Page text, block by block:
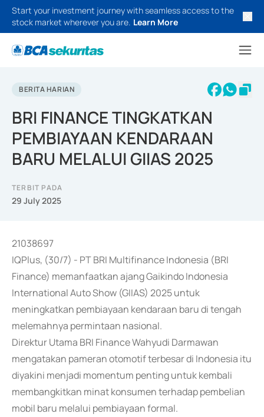
Start your investment journey with seamless access to the
stock market wherever you are. Learn More
BERITA HARIAN
BRI FINANCE TINGKATKAN
PEMBIAYAAN KENDARAAN
BARU MELALUI GIIAS 2025
TERBIT PADA
29 July 2025
21038697
IQPlus, (30/7) - PT BRI Multifinance Indonesia (BRI
Finance) memanfaatkan ajang Gaikindo Indonesia
International Auto Show (GIIAS) 2025 untuk
meningkatkan pembiayaan kendaraan baru di tengah
melemahnya permintaan nasional.
Direktur Utama BRI Finance Wahyudi Darmawan
mengatakan pameran otomotif terbesar di Indonesia itu
diyakini menjadi momentum penting untuk kembali
membangkitkan minat konsumen terhadap pembelian
mobil baru melalui pembiayaan formal.